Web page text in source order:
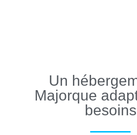
Un
Majorque
besoins